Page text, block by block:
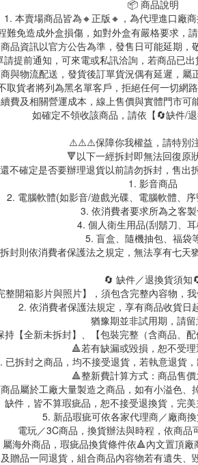
📦 商品說明
1. 本賣場商品皆為🔸正版🔸，為代理進口廠
難免造成外盒損傷，如對外盒有嚴格要求，請
品資訊以官方公告為準，發售日可能延期，
提前通知，可來電或私訊洽詢，若商品已出
與物流配送，發貨後訂單貨況偶有延遲，屬
貨者將列為黑名單客戶，拒絕任何一切網
費及相關營運成本，線上售價與實體門市可
如確定不領收該商品，請依【🔄缺件/退
⚠️⚠️⚠️保障你我權益，請特
🔻以下一經拆封即無法回復原
不確定是否要辦理退貨以前請勿拆封，售出
1. 影音商品
2. 電腦軟體(如影音/遊戲光碟、電腦軟體、
3. 依消費者要求所為之客
4. 個人衛生用品(刮鬍刀、
5. 盲盒、隨機抽包、福袋
封則依消費者保護法之規定，無法享有七天
🔄 缺件／退換貨須知
開箱影片與照片】，須包含完整內容物，
2. 依消費者保護法規定，享有商品收貨日
猶豫期並非試用期，請留
持【全新未拆封】、【包裝完整（含商品、
🔺若有缺漏或毀損，恕不受
已拆封之商品，均不接受退貨，若執意退貨，
🔺整新費計算方式：商品售
品屬於工廠大量製造之商品，如有小溢色、
缺件，皆不算瑕疵品，恕不接受退換貨，完美
5. 新品瑕疵可依各家代理商／廠商
電玩／3C商品，換貨辦法與時程，依商品
海外商品，瑕疵品換貨條件依🔺內文置頂廠
品一同退貨，組合商品內容物若有遺失